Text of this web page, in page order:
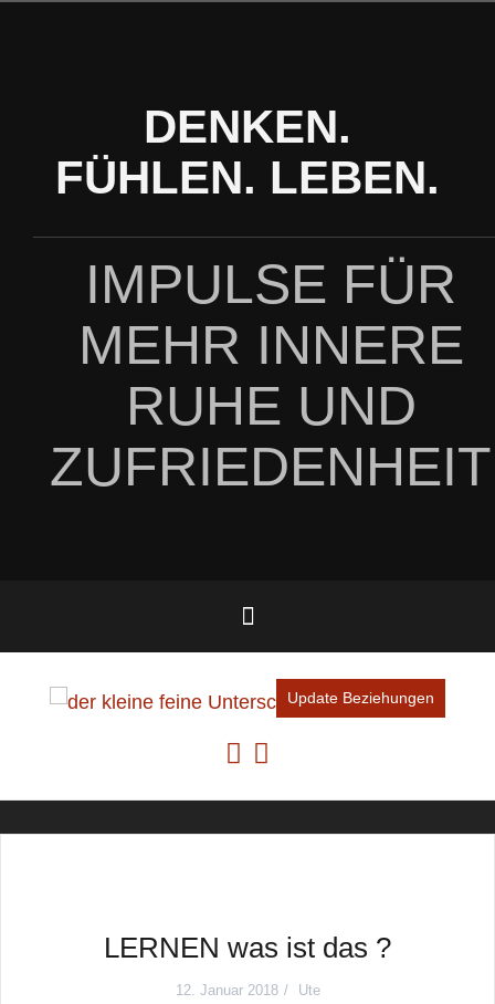
DENKEN.
FÜHLEN. LEBEN.
IMPULSE FÜR
MEHR INNERE
RUHE UND
ZUFRIEDENHEIT
Update Beziehungen
LERNEN was ist das ?
12. Januar 2018 Ute